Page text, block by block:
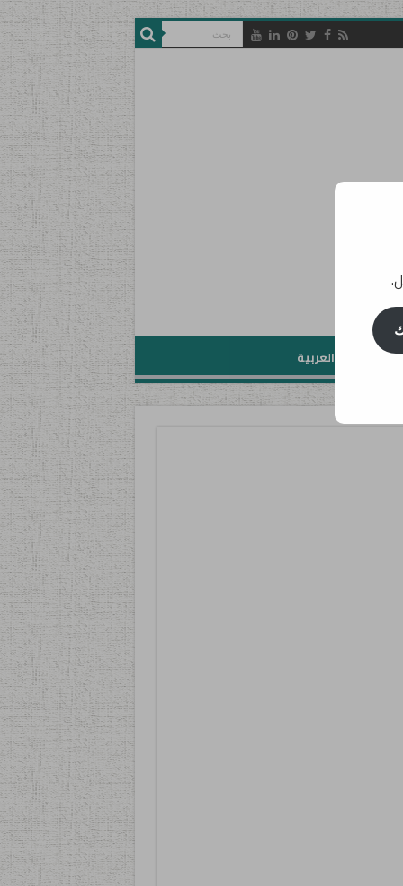
تعليم اللغة العربية